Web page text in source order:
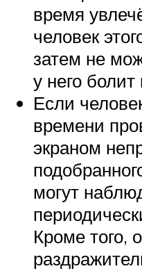
время
человек
затем не
у него
Если
времени
экраном
могут
Кроме того,